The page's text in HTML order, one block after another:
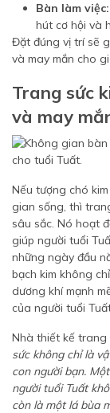
Bàn làm việc:
hút cơ hội và
Đặt đúng vị trí sẽ
và may mắn cho
Trang sức
và may
Nếu tượng chó
gian sống, thì
sâu sắc. Nó hoạt
giúp người tuổi
những ngày đầu
bạch kim không
dương khí mạnh
của người tuổi
Nhà thiết kế trang
sức không chỉ là
con người bạn.
người tuổi Tuất
còn là một lá bùa